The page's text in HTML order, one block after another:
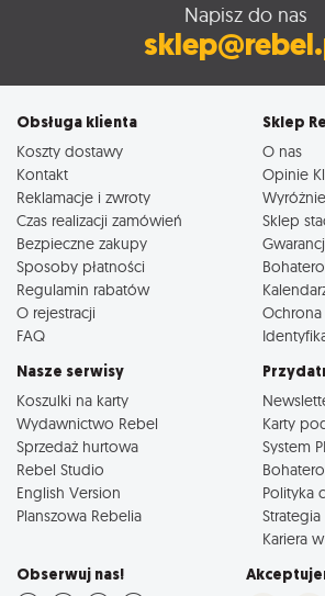
Napisz do nas
Obsługa klienta
Koszty dostawy
Kontakt
Reklamacje i zwroty
Czas realizacji zamówień
Bezpieczne zakupy
Sposoby płatności
Regulamin rabatów
O rejestracji
FAQ
Sklep
O nas
Opinie
Sklep
Ochrona
Nasze serwisy
Koszulki na karty
Wydawnictwo Rebel
Sprzedaż hurtowa
Rebel Studio
English Version
Planszowa Rebelia
Karty
System
Polityka
Kariera w
Obserwuj nas!